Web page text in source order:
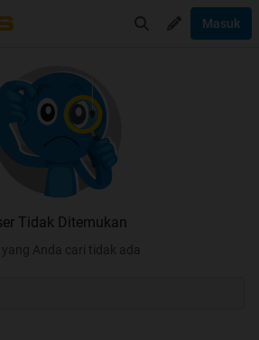
Masuk
Tidak Ditemukan
yang Anda cari tidak ada